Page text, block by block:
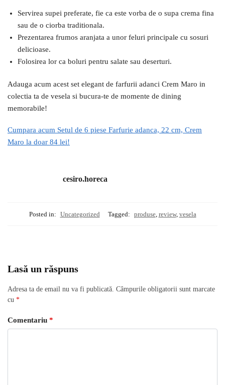
Servirea supei preferate, fie ca este vorba de o supa crema fina
sau de o ciorba traditionala.
Prezentarea frumos aranjata a unor feluri principale cu sosuri
delicioase.
Folosirea lor ca boluri pentru salate sau deserturi.
Adauga acum acest set elegant de farfurii adanci Crem Maro in
colectia ta de vesela si bucura-te de momente de dining
memorabile!
Cumpara acum Setul de 6 piese Farfurie adanca, 22 cm, Crem
Maro la doar 84 lei!
cesiro.horeca
Posted in: Uncategorized Tagged: produse, review, vesela
Lasă un răspuns
Adresa ta de email nu va fi publicată. Câmpurile obligatorii sunt marcate
cu *
Comentariu *